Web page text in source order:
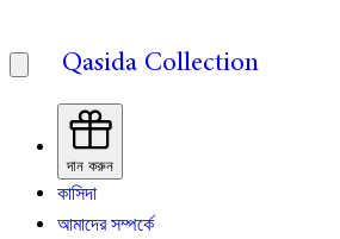
Qasida Collection
দান করুন
কাসিদা
আমাদের সম্পর্কে